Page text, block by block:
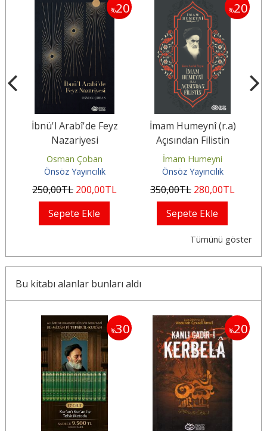
%20
İbnü'l Arabî'de Feyz
Nazariyesi
Osman Çoban
Önsöz Yayıncılık
250,00TL 200,00TL
Sepete Ekle
%20
İmam Humeynî (r.a)
Açısından Filistin
İmam Humeyni
Önsöz Yayıncılık
350,00TL 280,00TL
Sepete Ekle
Tümünü göster
Bu kitabı alanlar bunları aldı
%30 %20